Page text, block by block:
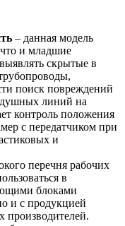
– данная модель
что и младшие
скрытые в
поиск повреждений
линий на
контроль положения
с передатчиком при
и
перечня рабочих
в
блоками
и с продукцией
производителей.